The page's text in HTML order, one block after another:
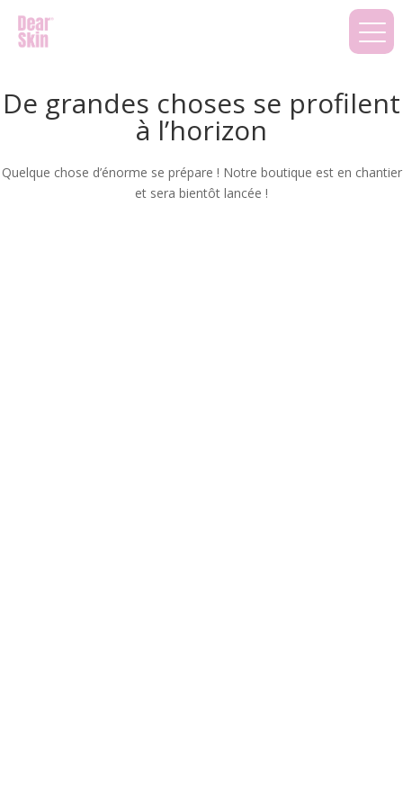
De grandes choses se profilent
à l’horizon
Quelque chose d’énorme se prépare ! Notre boutique est en chantier
et sera bientôt lancée !